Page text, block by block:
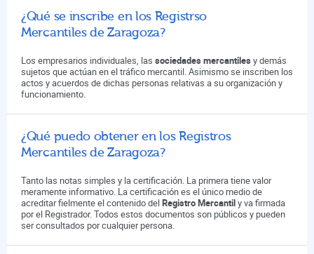
¿Qué se inscribe en los Registrso
Mercantiles de Zaragoza?
Los empresarios individuales, las sociedades mercantilesy demás
sujetos que actúan en el tráfico mercantil. Asimismo se inscriben los
actos y acuerdos de dichas personas relativas a su organización y
funcionamiento.
¿Qué puedo obtener en los Registros
Mercantiles de Zaragoza?
Tanto las notas simples y la certificación. La primera tiene valor
meramente informativo. La certificación es el único medio de
acreditar fielmente el contenido delRegistro Mercantily va firmada
por el Registrador. Todos estos documentos son públicos y pueden
ser consultados por cualquier persona.